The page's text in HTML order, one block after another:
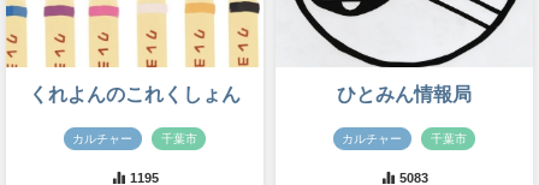
くれよんのこれくしょん
カルチャー 千葉市
1195
ひとみん情報局
カルチャー 千葉市
5083